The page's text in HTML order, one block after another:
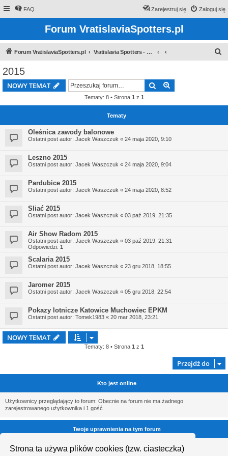
Strona ta używa plików cookies (tzw. ciasteczka)
FAQ Zaloguj się
Zarejestruj się
Forum VratislaviaSpotters.pl
Forum VratislaviaSpotters.pl Vratislavia Spotters - Wroclawska grupa spotterska
2015
NOWY TEMAT Szukaj
Tematy: 8 • Strona 1 z 1
Tematy
Oleśnica zawody balonowe
Ostatni post autor: Jacek Waszczuk « 24 maja 2020, 9:10
Leszno 2015
Ostatni post autor: Jacek Waszczuk « 24 maja 2020, 9:04
Pardubice 2015
Ostatni post autor: Jacek Waszczuk « 24 maja 2020, 8:52
Sliać 2015
Ostatni post autor: Jacek Waszczuk « 03 paź 2019, 21:35
Air Show Radom 2015
Ostatni post autor: Jacek Waszczuk « 03 paź 2019, 21:31
Odpowiedzi: 1
Scalaria 2015
Ostatni post autor: Jacek Waszczuk « 23 gru 2018, 18:55
Jaromer 2015
Ostatni post autor: Jacek Waszczuk « 05 gru 2018, 22:54
Pokazy lotnicze Katowice Muchowiec EPKM
Ostatni post autor: Tomek1983 « 20 mar 2018, 23:21
NOWY TEMAT
Tematy: 8 • Strona 1 z 1
Przejdź do
Kto jest online
Użytkownicy przeglądający to forum: Obecnie na forum nie ma żadnego
zarejestrowanego użytkownika i 1 gość
Twoje uprawnienia na tym forum
Nie możesztworzyć nowych tematów
odpowiadać w tematach